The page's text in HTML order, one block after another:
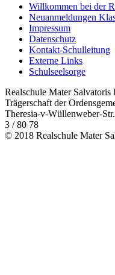
Willkommen bei der
Neuanmeldungen
Impressum
Datenschutz
Kontakt-Schulleitung
Externe Links
Schulseelsorge
Realschule Mater Salvatoris
Trägerschaft der
Theresia-v-Wüllenweber-
3 / 80 78
© 2018 Realschule Mater